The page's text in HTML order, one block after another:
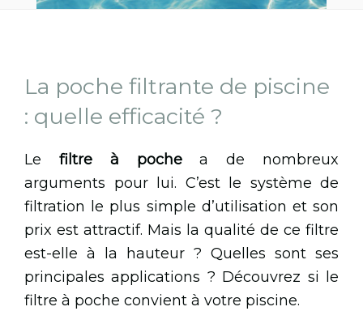
La poche filtrante de piscine
: quelle efficacité ?
Le filtre à pochea de nombreux
arguments pour lui. C’est le système de
filtration le plus simple d’utilisation et son
prix est attractif. Mais la qualité de ce filtre
est-elle à la hauteur ? Quelles sont ses
principales applications ? Découvrez si le
filtre à poche convient à votre piscine.